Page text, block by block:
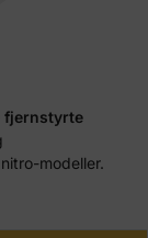
fjernstyrte
modeller.